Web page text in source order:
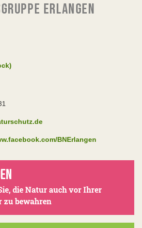
ERLANGEN
BNErlangen
die Natur auch vor Ihrer
zu bewahren